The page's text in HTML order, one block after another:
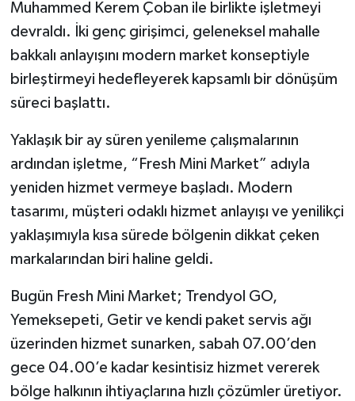
Muhammed Kerem Çoban ile birlikte işletmeyi
devraldı. İki genç girişimci, geleneksel mahalle
bakkalı anlayışını modern market konseptiyle
birleştirmeyi hedefleyerek kapsamlı bir dönüşüm
süreci başlattı.
Yaklaşık bir ay süren yenileme çalışmalarının
ardından işletme, “Fresh Mini Market” adıyla
yeniden hizmet vermeye başladı. Modern
tasarımı, müşteri odaklı hizmet anlayışı ve yenilikçi
yaklaşımıyla kısa sürede bölgenin dikkat çeken
markalarından biri haline geldi.
Bugün Fresh Mini Market; Trendyol GO,
Yemeksepeti, Getir ve kendi paket servis ağı
üzerinden hizmet sunarken, sabah 07.00’den
gece 04.00’e kadar kesintisiz hizmet vererek
bölge halkının ihtiyaçlarına hızlı çözümler üretiyor.